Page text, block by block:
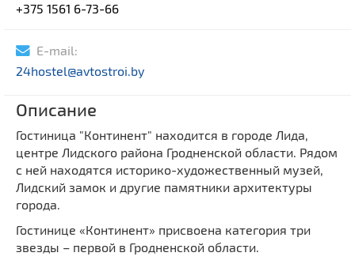
+375 1561 6-73-66
E-mail:
24hostel@avtostroi.by
Описание
Гостиница "Континент" находится в городе Лида,
центре Лидского района Гродненской области. Рядом
с ней находятся историко-художественный музей,
Лидский замок и другие памятники архитектуры
города.
Гостинице «Континент» присвоена категория три
звезды – первой в Гродненской области.